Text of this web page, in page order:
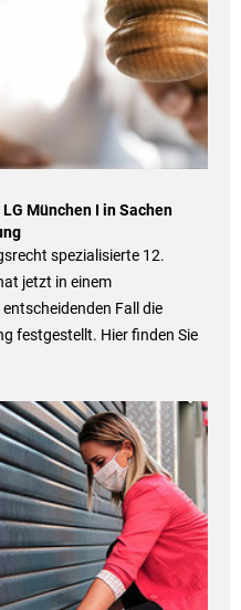
München I in Sachen
spezialisierte 12.
jetzt in einem
Fall die
festgestellt. Hier finden Sie